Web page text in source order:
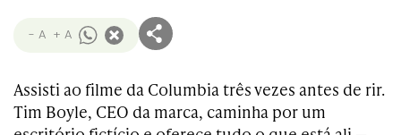
Creative
Film Craft
Creative Data
Entertainment
for Sport
- A + A
Assisti ao filme da Columbia três vezes antes de rir.
Tim Boyle, CEO da marca, caminha por um